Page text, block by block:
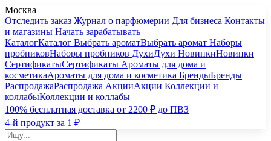
Москва
Отследить заказ Журнал о парфюмерии Для бизнеса Контакты
и магазины Начать зарабатывать
КаталогКаталог Выбрать ароматВыбрать аромат Наборы
пробниковНаборы пробников ДухиДухи НовинкиНовинки
СертификатыСертификаты Ароматы для дома и
косметикаАроматы для дома и косметика БрендыБренды
РаспродажаРаспродажа АкцииАкции Коллекции и
коллабыКоллекции и коллабы
100% бесплатная доставка от 2200 ₽ до ПВЗ
4-й продукт за 1 ₽